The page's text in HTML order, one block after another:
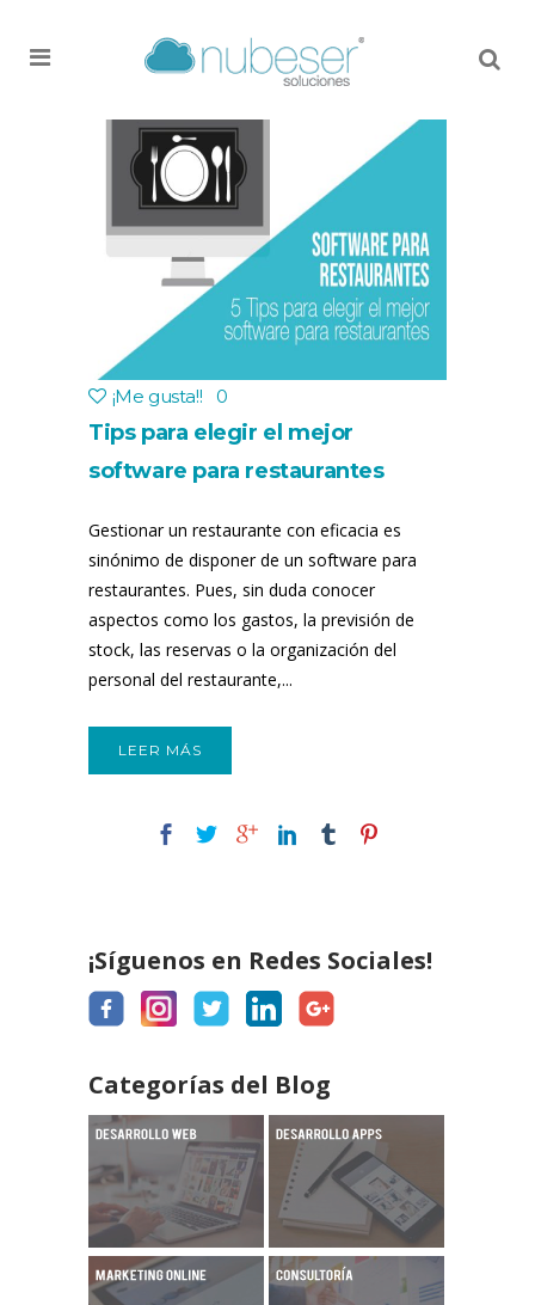
¡Me gusta!! 0
Tips para elegir el mejor
software para restaurantes
Gestionar un restaurante con eficacia es
sinónimo de disponer de un software para
restaurantes. Pues, sin duda conocer
aspectos como los gastos, la previsión de
stock, las reservas o la organización del
personal del restaurante,...
LEER MÁS
¡Síguenos en Redes Sociales!
Categorías del Blog